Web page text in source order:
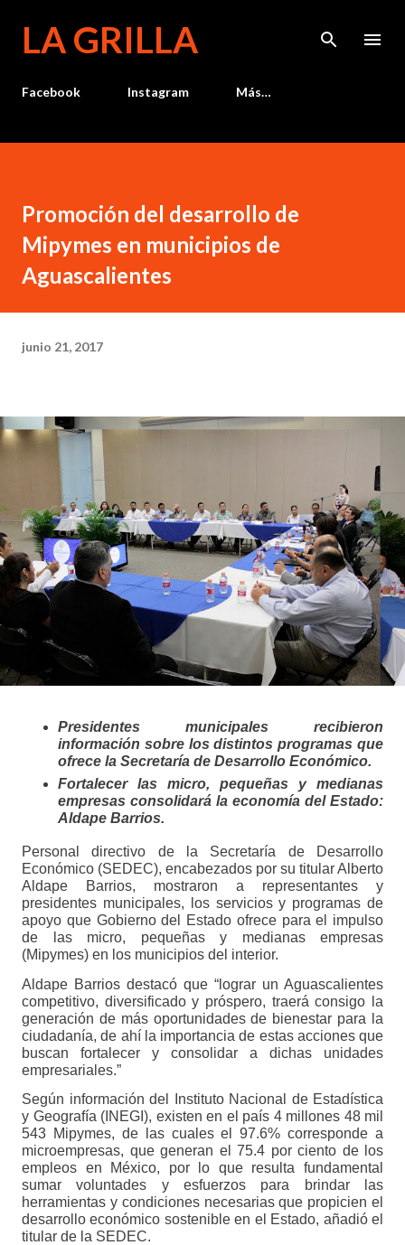
LA GRILLA
Facebook Instagram Más…
Promoción del desarrollo de
Mipymes en municipios de
Aguascalientes
junio 21, 2017
Presidentes municipales recibieron
información sobre los distintos programas que
ofrece la Secretaría de Desarrollo Económico.
Fortalecer las micro, pequeñas y medianas
empresas consolidará la economía del Estado:
Aldape Barrios.
Personal directivo de la Secretaría de Desarrollo
Económico (SEDEC), encabezados por su titular Alberto
Aldape Barrios, mostraron a representantes y
presidentes municipales, los servicios y programas de
apoyo que Gobierno del Estado ofrece para el impulso
de las micro, pequeñas y medianas empresas
(Mipymes) en los municipios del interior.
Aldape Barrios destacó que “lograr un Aguascalientes
competitivo, diversificado y próspero, traerá consigo la
generación de más oportunidades de bienestar para la
ciudadanía, de ahí la importancia de estas acciones que
buscan fortalecer y consolidar a dichas unidades
empresariales.”
Según información del Instituto Nacional de Estadística
y Geografía (INEGI), existen en el país 4 millones 48 mil
543 Mipymes, de las cuales el 97.6% corresponde a
microempresas, que generan el 75.4 por ciento de los
empleos en México, por lo que resulta fundamental
sumar voluntades y esfuerzos para brindar las
herramientas y condiciones necesarias que propicien el
desarrollo económico sostenible en el Estado, añadió el
titular de la SEDEC.